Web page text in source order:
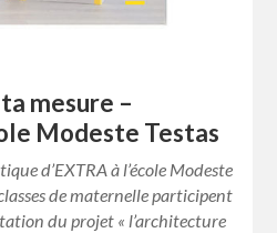
mesure –
Modeste Testas
d’EXTRA à l’école Modeste
de maternelle participent
du projet « l’architecture